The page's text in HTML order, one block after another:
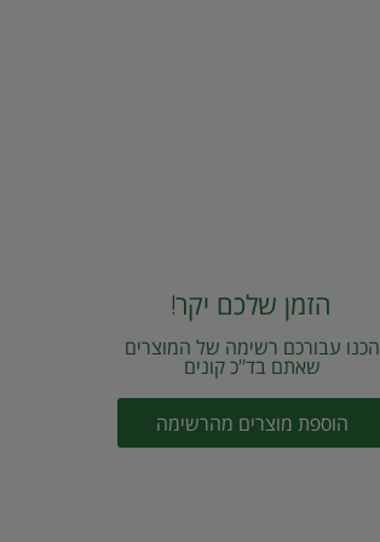
הזמן שלכם יקר!
הכנו עבורכם רשימה של המוצרים
שאתם בד"כ קונים
הוספת מוצרים מהרשימה